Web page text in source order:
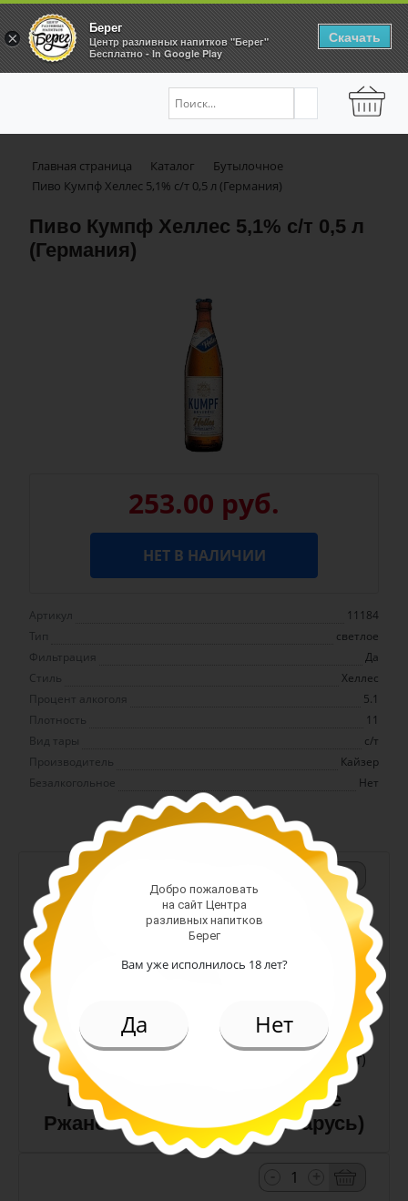
Главная страница Каталог
Бутылочное
Пиво Кумпф Хеллес 5,1% с/т 0,5 л (Германия)
Пиво Кумпф Хеллес 5,1% с/т 0,5 л
(Германия)
253.00 руб.
НЕТ В НАЛИЧИИ
Артикул
11184
Тип
светлое
Фильтрация
Да
Стиль
Хеллес
Процент алкоголя
5.1
Плотность
11
Вид тары
с/т
Производитель
Кайзер
Безалкогольное
Нет
+
Арт. 10990
темное
Алк: 5%
Плотность: 11.6%
186.00 руб.
(шт)
Пиво Лидское Жигулевское
Ржаное 5,0% с/т 0,5 л (Беларусь)
Добро пожаловать
на сайт Центра
разливных напитков
Берег
Вам уже исполнилось 18 лет?
Да Нет
×
Берег
Центр разливных напитков "Берег"
Бесплатно - In Google Play
Скачать